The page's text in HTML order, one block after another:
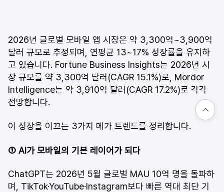
2026년 글로벌 모바일 앱 시장은 약 3,300억~3,900억
달러 규모로 추정되며, 연평균 13~17% 성장률을 유지하
고 있습니다. Fortune Business Insights는 2026년 시
장 규모를 약 3,300억 달러(CAGR 15.1%)로, Mordor
Intelligence는 약 3,910억 달러(CAGR 17.2%)로 각각
전망합니다.
이 성장을 이끄는 3가지 메가 트렌드를 정리합니다.
① AI가 모바일의 기본 레이어가 되다
ChatGPT는 2026년 5월 글로벌 MAU 10억 명을 돌파하
며, TikTok·YouTube·Instagram보다 빠른 역대 최단 기